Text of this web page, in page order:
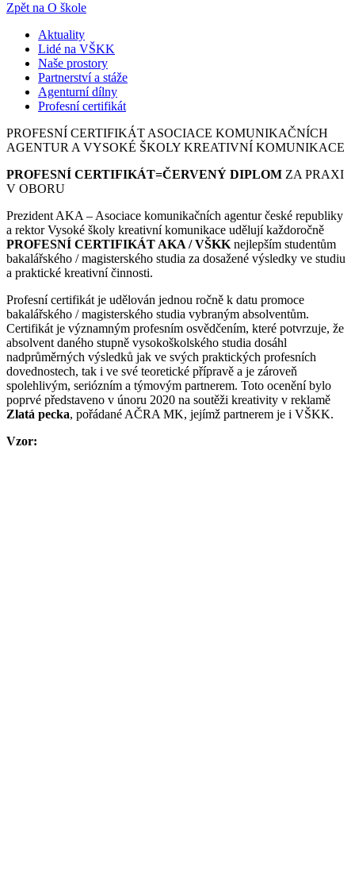
Zpět na O škole
Aktuality
Lidé na VŠKK
Naše prostory
Partnerství a stáže
Agenturní dílny
Profesní certifikát
PROFESNÍ CERTIFIKÁT ASOCIACE KOMUNIKAČNÍCH
AGENTUR A VYSOKÉ ŠKOLY KREATIVNÍ KOMUNIKACE
PROFESNÍ CERTIFIKÁT=ČERVENÝ DIPLOM ZA PRAXI
V OBORU
Prezident AKA – Asociace komunikačních agentur české republiky
a rektor Vysoké školy kreativní komunikace udělují každoročně
PROFESNÍ CERTIFIKÁT AKA / VŠKKnejlepším studentům
bakalářského / magisterského studia za dosažené výsledky ve studiu
a praktické kreativní činnosti.
Profesní certifikát je udělován jednou ročně k datu promoce
bakalářského / magisterského studia vybraným absolventům.
Certifikát je významným profesním osvědčením, které potvrzuje, že
absolvent daného stupně vysokoškolského studia dosáhl
nadprůměrných výsledků jak ve svých praktických profesních
dovednostech, tak i ve své teoretické přípravě a je zároveň
spolehlivým, seriózním a týmovým partnerem. Toto ocenění bylo
poprvé představeno v únoru 2020 na soutěži kreativity v reklamě
Zlatá pecka, pořádané AČRA MK, jejímž partnerem je i VŠKK.
Vzor: